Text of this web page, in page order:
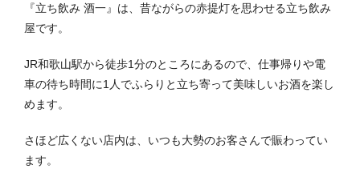
『立ち飲み 酒一』は、昔ながらの赤提灯を思わせる立ち飲み
屋です。
JR和歌山駅から徒歩1分のところにあるので、仕事帰りや電
車の待ち時間に1人でふらりと立ち寄って美味しいお酒を楽し
めます。
さほど広くない店内は、いつも大勢のお客さんで賑わってい
ます。